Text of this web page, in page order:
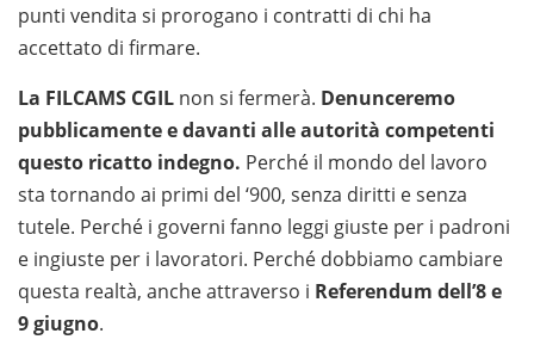
punti vendita si prorogano i contratti di chi ha
accettato di firmare.
La FILCAMS CGIL non si fermerà. Denunceremo
pubblicamente e davanti alle autorità competenti
questo ricatto indegno. Perché il mondo del lavoro
sta tornando ai primi del ‘900, senza diritti e senza
tutele. Perché i governi fanno leggi giuste per i padroni
e ingiuste per i lavoratori. Perché dobbiamo cambiare
questa realtà, anche attraverso i Referendum dell’8 e
9 giugno.